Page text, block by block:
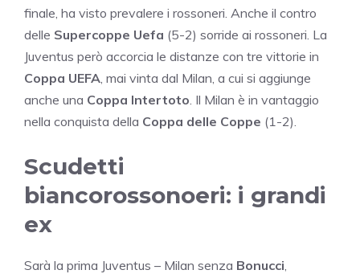
finale, ha visto prevalere i rossoneri. Anche il contro
delle Supercoppe Uefa (5-2) sorride ai rossoneri. La
Juventus però accorcia le distanze con tre vittorie in
Coppa UEFA , mai vinta dal Milan, a cui si aggiunge
anche una Coppa Intertoto . Il Milan è in vantaggio
nella conquista della Coppa delle Coppe (1-2).
Scudetti
biancorossonoeri: i grandi
ex
Sarà la prima Juventus – Milan senza Bonucci